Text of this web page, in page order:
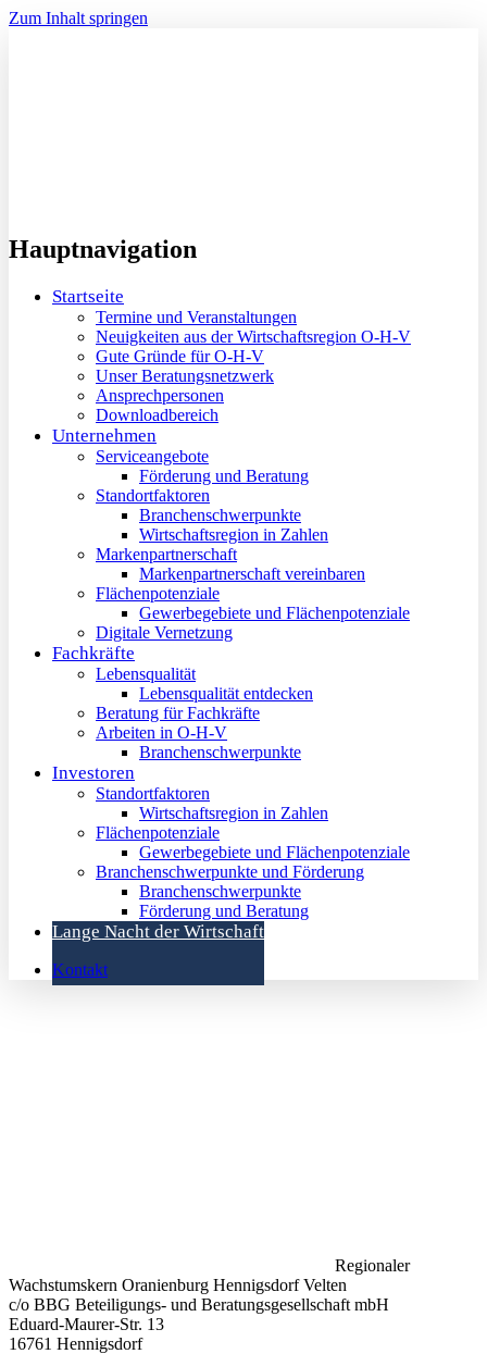
Zum Inhalt springen
Hauptnavigation
Startseite
Termine und Veranstaltungen
Neuigkeiten aus der Wirtschaftsregion O-H-V
Gute Gründe für O-H-V
Unser Beratungsnetzwerk
Ansprechpersonen
Downloadbereich
Unternehmen
Serviceangebote
Förderung und Beratung
Standortfaktoren
Branchenschwerpunkte
Wirtschaftsregion in Zahlen
Markenpartnerschaft
Markenpartnerschaft vereinbaren
Flächenpotenziale
Gewerbegebiete und Flächenpotenziale
Digitale Vernetzung
Fachkräfte
Lebensqualität
Lebensqualität entdecken
Beratung für Fachkräfte
Arbeiten in O-H-V
Branchenschwerpunkte
Investoren
Standortfaktoren
Wirtschaftsregion in Zahlen
Flächenpotenziale
Gewerbegebiete und Flächenpotenziale
Branchenschwerpunkte und Förderung
Branchenschwerpunkte
Förderung und Beratung
Lange Nacht der Wirtschaft
Kontakt
Regionaler
Wachstumskern Oranienburg Hennigsdorf Velten
c/o BBG Beteiligungs- und Beratungsgesellschaft mbH
Eduard-Maurer-Str. 13
16761 Hennigsdorf